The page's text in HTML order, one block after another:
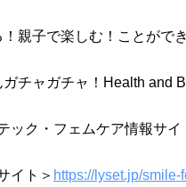
親子で楽しむ！ことがで
チャガチャ！Health and
ック・フェムケア情報サイ
イト＞ https://lyset.jp/smile-